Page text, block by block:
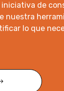
de
nuestra
lo que